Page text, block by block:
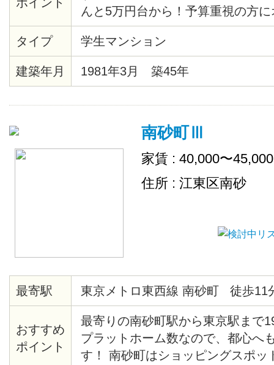
んと5万円台から！予算重視の方
らに嬉しいのは、防犯カメラ付き
電もついているので、お引越しも
タイプ 学生マンション
建築年月 1981年3月 築45年
南砂町Ⅲ
家賃 : 40,000〜
住所 : 江東区南砂
最寄駅 東京メトロ東西線 南砂町 徒歩11
おすすめ
ポイント
最寄りの南砂町駅から東京駅まで
プラットホーム数なので、都心へ
す！ 南砂町はショッピングスポッ